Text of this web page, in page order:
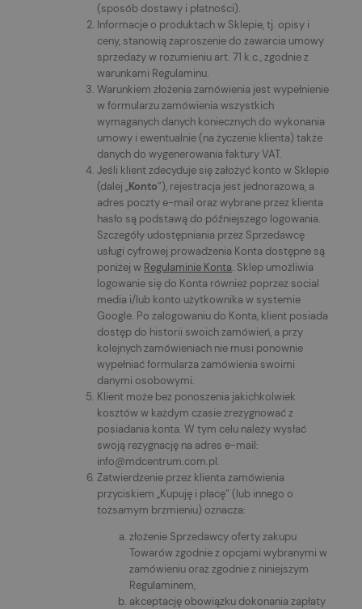
(sposób dostawy i płatności).
Informacje o produktach w Sklepie, tj. opisy i
ceny, stanowią zaproszenie do zawarcia umowy
sprzedaży w rozumieniu art. 71 k.c., zgodnie z
warunkami Regulaminu.
Warunkiem złożenia zamówienia jest wypełnienie
w formularzu zamówienia wszystkich
wymaganych danych koniecznych do wykonania
umowy i ewentualnie (na życzenie klienta) także
danych do wygenerowania faktury VAT.
Jeśli klient zdecyduje się założyć konto w Sklepie
(dalej „Konto”), rejestracja jest jednorazowa, a
adres poczty e-mail oraz wybrane przez klienta
hasło są podstawą do późniejszego logowania.
Szczegóły udostępniania przez Sprzedawcę
usługi cyfrowej prowadzenia Konta dostępne są
poniżej w Regulaminie Konta. Sklep umożliwia
logowanie się do Konta również poprzez social
media i/lub konto użytkownika w systemie
Google. Po zalogowaniu do Konta, klient posiada
dostęp do historii swoich zamówień, a przy
kolejnych zamówieniach nie musi ponownie
wypełniać formularza zamówienia swoimi
danymi osobowymi.
Klient może bez ponoszenia jakichkolwiek
kosztów w każdym czasie zrezygnować z
posiadania konta. W tym celu należy wysłać
swoją rezygnację na adres e-mail:
info@mdcentrum.com.pl.
Zatwierdzenie przez klienta zamówienia
przyciskiem „Kupuję i płacę” (lub innego o
tożsamym brzmieniu) oznacza:
złożenie Sprzedawcy oferty zakupu
Towarów zgodnie z opcjami wybranymi w
zamówieniu oraz zgodnie z niniejszym
Regulaminem,
akceptację obowiązku dokonania zapłaty